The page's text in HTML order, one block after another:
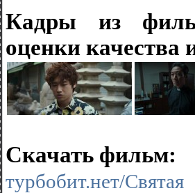
Кадры из
оценки качества
Скачать фильм:
турбобит.нет/